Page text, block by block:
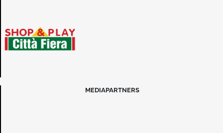
MEDIAPARTNERS